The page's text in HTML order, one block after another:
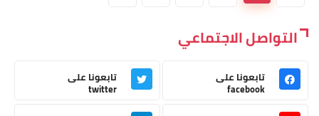
التواصل الاجتماعي
تابعونا على
facebook
تابعونا على
twitter